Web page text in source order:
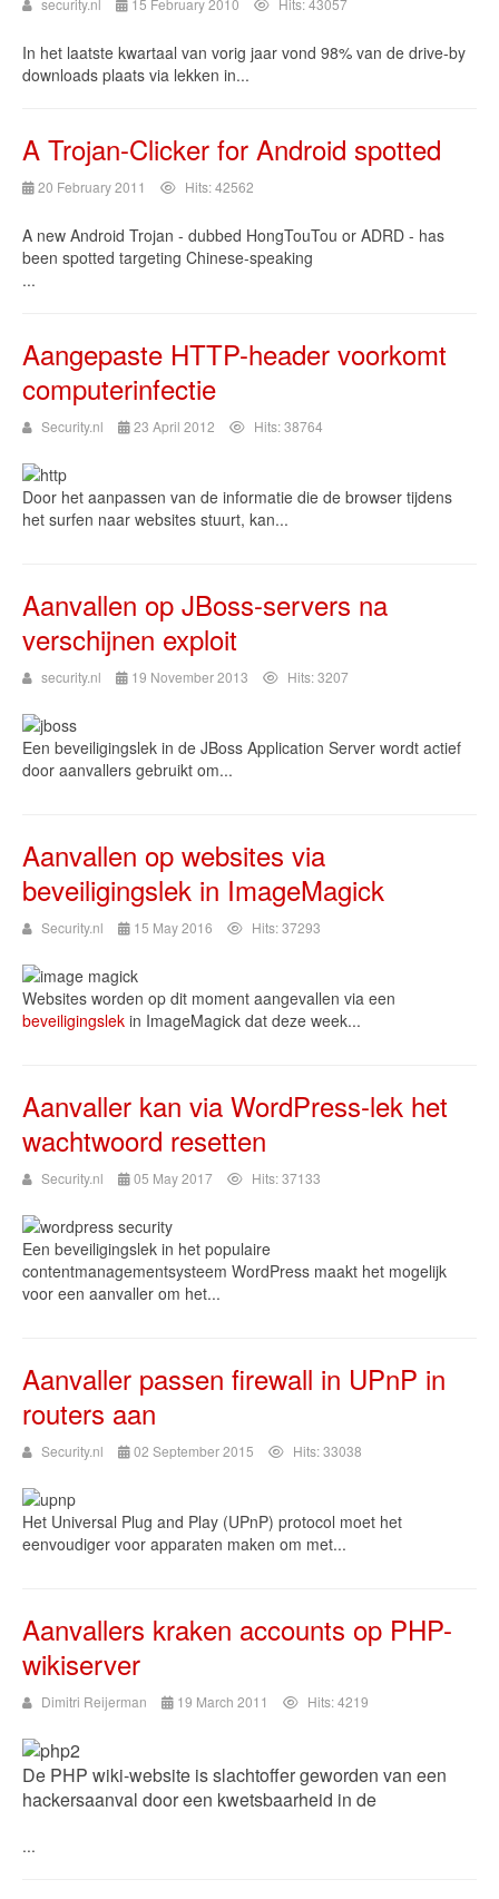
security.nl 15 February 2010 Hits: 43057
In het laatste kwartaal van vorig jaar vond 98% van de drive-by
downloads plaats via lekken in...
A Trojan-Clicker for Android spotted
20 February 2011 Hits: 42562
A new Android Trojan - dubbed HongTouTou or ADRD - has
been spotted targeting Chinese-speaking
...
Aangepaste HTTP-header voorkomt
computerinfectie
Security.nl 23 April 2012 Hits: 38764
Door het aanpassen van de informatie die de browser tijdens
het surfen naar websites stuurt, kan...
Aanvallen op JBoss-servers na
verschijnen exploit
security.nl 19 November 2013 Hits: 3207
Een beveiligingslek in de JBoss Application Server wordt actief
door aanvallers gebruikt om...
Aanvallen op websites via
beveiligingslek in ImageMagick
Security.nl 15 May 2016 Hits: 37293
Websites worden op dit moment aangevallen via een
beveiligingslek in ImageMagick dat deze week...
Aanvaller kan via WordPress-lek het
wachtwoord resetten
Security.nl 05 May 2017 Hits: 37133
Een beveiligingslek in het populaire
contentmanagementsysteem WordPress maakt het mogelijk
voor een aanvaller om het...
Aanvaller passen firewall in UPnP in
routers aan
Security.nl 02 September 2015 Hits: 33038
Het Universal Plug and Play (UPnP) protocol moet het
eenvoudiger voor apparaten maken om met...
Aanvallers kraken accounts op PHP-
wikiserver
Dimitri Reijerman 19 March 2011 Hits: 4219
De PHP wiki-website is slachtoffer geworden van een
hackersaanval door een kwetsbaarheid in de
...